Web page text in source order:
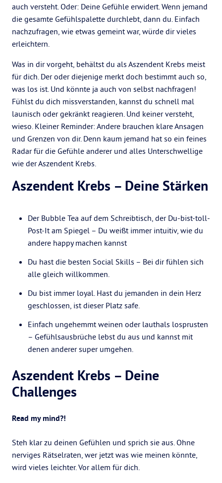
auch versteht. Oder: Deine Gefühle erwidert. Wenn jemand
die gesamte Gefühlspalette durchlebt, dann du. Einfach
nachzufragen, wie etwas gemeint war, würde dir vieles
erleichtern.
Was in dir vorgeht, behältst du als Aszendent Krebs meist
für dich. Der oder diejenige merkt doch bestimmt auch so,
was los ist. Und könnte ja auch von selbst nachfragen!
Fühlst du dich missverstanden, kannst du schnell mal
launisch oder gekränkt reagieren. Und keiner versteht,
wieso. Kleiner Reminder: Andere brauchen klare Ansagen
und Grenzen von dir. Denn kaum jemand hat so ein feines
Radar für die Gefühle anderer und alles Unterschwellige
wie der Aszendent Krebs.
Aszendent Krebs – Deine Stärken
Der Bubble Tea auf dem Schreibtisch, der Du-bist-toll-
Post-It am Spiegel – Du weißt immer intuitiv, wie du
andere happy machen kannst
Du hast die besten Social Skills – Bei dir fühlen sich
alle gleich willkommen.
Du bist immer loyal. Hast du jemanden in dein Herz
geschlossen, ist dieser Platz safe.
Einfach ungehemmt weinen oder lauthals losprusten
– Gefühlsausbrüche lebst du aus und kannst mit
denen anderer super umgehen.
Aszendent Krebs – Deine
Challenges
Read my mind?!
Steh klar zu deinen Gefühlen und sprich sie aus. Ohne
nerviges Rätselraten, wer jetzt was wie meinen könnte,
wird vieles leichter. Vor allem für dich.